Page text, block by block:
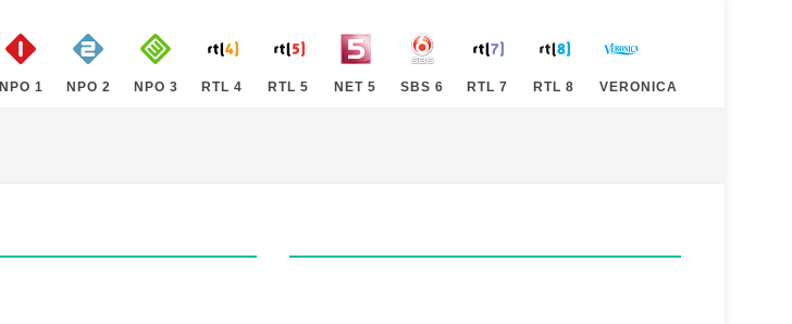
NPO 1 NPO 2 NPO 3 RTL 4 RTL 5 NET 5 SBS 6 RTL 7 RTL 8 VERONICA